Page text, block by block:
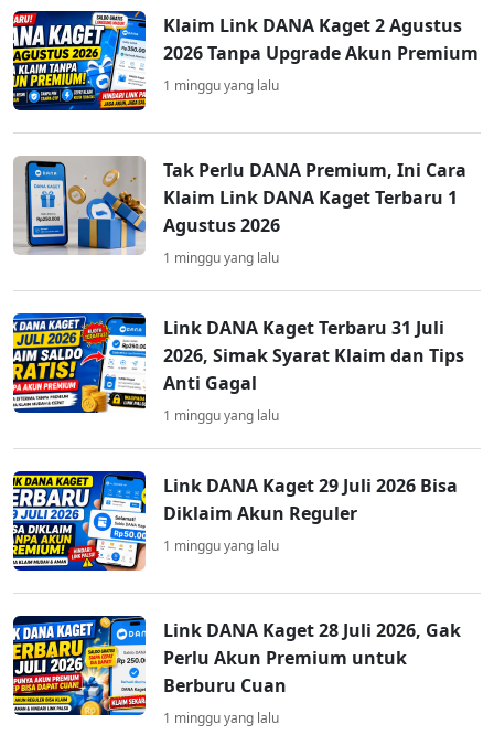
Klaim Link DANA Kaget 2 Agustus
2026 Tanpa Upgrade Akun Premium
1 minggu yang lalu
Tak Perlu DANA Premium, Ini Cara
Klaim Link DANA Kaget Terbaru 1
Agustus 2026
1 minggu yang lalu
Link DANA Kaget Terbaru 31 Juli
2026, Simak Syarat Klaim dan Tips
Anti Gagal
1 minggu yang lalu
Link DANA Kaget 29 Juli 2026 Bisa
Diklaim Akun Reguler
1 minggu yang lalu
Link DANA Kaget 28 Juli 2026, Gak
Perlu Akun Premium untuk
Berburu Cuan
1 minggu yang lalu